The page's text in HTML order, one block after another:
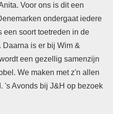
Voor ons is dit een
ondergaat iedere
een soort toetreden in de
is er bij Wim &
een gezellig samenzijn
We maken met z'n allen
's Avonds bij J&H op bezoek